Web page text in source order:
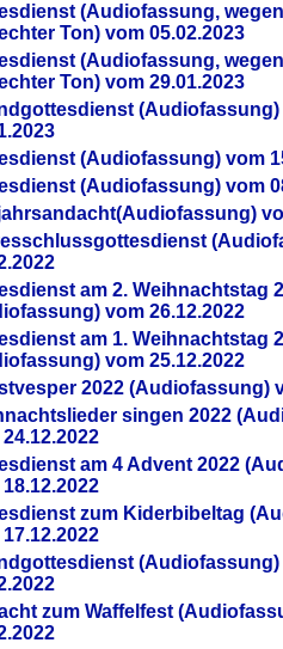
(Audiofassung,
Ton) vom 05.02.2023
(Audiofassung,
Ton) vom 29.01.2023
(Audiofassung)
(Audiofassung) vom
(Audiofassung) vom
am 2. Weihnachtstag
vom 26.12.2022
am 1. Weihnachtstag
vom 25.12.2022
2022 (Audiofassung)
singen 2022
am 4 Advent 2022
zum Kiderbibeltag
(Audiofassung)
zum Waffelfest